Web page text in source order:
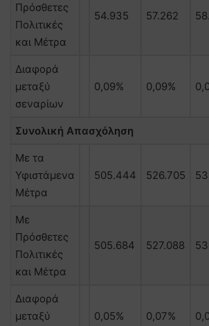
Πρόσθετες
Πολιτικές
και Μέτρα
54.935 57.262
Διαφορά
μεταξύ
σεναρίων
0,09% 0,09%
Συνολική Απασχόληση
Με τα
Υφιστάμενα
Μέτρα
505.444 526.705
Με
Πρόσθετες
Πολιτικές
και Μέτρα
505.684 527.088
Διαφορά
μεταξύ
0,05% 0,07%